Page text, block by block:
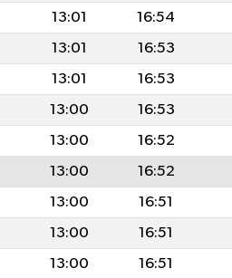
13:01 16:54
13:01 16:53
13:01 16:53
13:00 16:53
13:00 16:52
13:00 16:52
13:00 16:51
13:00 16:51
13:00 16:51